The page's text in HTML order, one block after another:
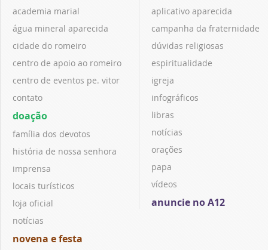
academia marial
água mineral aparecida
cidade do romeiro
centro de apoio ao romeiro
centro de eventos pe. vitor
contato
doação
família dos devotos
história de nossa senhora
imprensa
locais turísticos
loja oficial
notícias
novena e festa
aplicativo aparecida
campanha da fraternidade
dúvidas religiosas
espiritualidade
igreja
infográficos
libras
notícias
orações
papa
vídeos
anuncie no A12